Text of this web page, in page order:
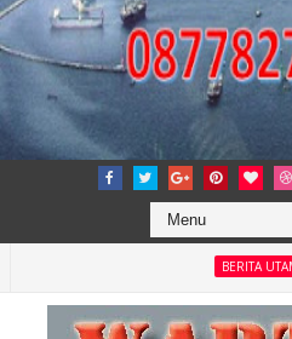
BERITA UTAMA
4: Pelindo Jasa Maritim